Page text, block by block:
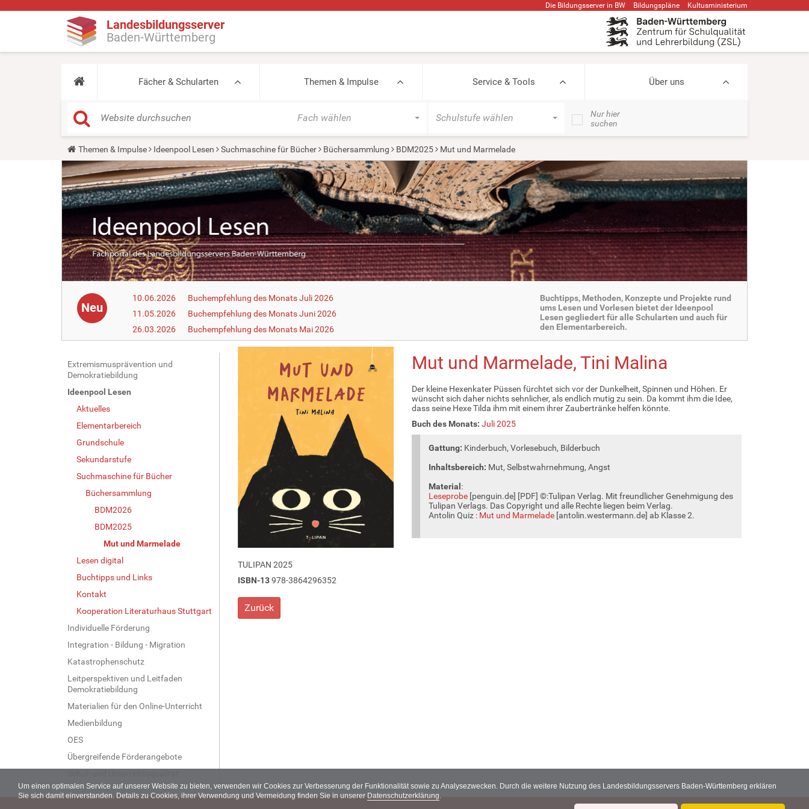
Um einen optimalen Service auf unserer Website zu bieten, verwenden wir Cookies zur Verbesserung der Funktionalität sowie zu Analysezwecken. Durch die weitere Nutzung des Landesbildungsservers Baden-Württemberg erklären
Sie sich damit einverstanden. Details zu Cookies, ihrer Verwendung und Vermeidung finden Sie in unserer Datenschutzerklärung.
Die Bildungsserver in BW Bildungspläne Kultusministerium
Landesbildungsserver
Baden-Württemberg
Fächer & Schularten Themen & Impulse Service & Tools Über uns
Fach wählen Schulstufe wählen
Nur hier
suchen
Y
o
u
a
r
e
h
e
:
Themen & Impulse Ideenpool Lesen Suchmaschine für Bücher Büchersammlung BDM2025 Mut und Marmelade
Neu
10.06.2026
Buchempfehlung des Monats Juli 2026
11.05.2026
Buchempfehlung des Monats Juni 2026
26.03.2026
Buchempfehlung des Monats Mai 2026
Buchtipps, Methoden, Konzepte und Projekte rund
ums Lesen und Vorlesen bietet der Ideenpool
Lesen gegliedert für alle Schularten und auch für
den Elementarbereich.
N
a
v
Extremismusprävention und
Demokratiebildung
Ideenpool Lesen
Aktuelles
Elementarbereich
Grundschule
Sekundarstufe
Suchmaschine für Bücher
Büchersammlung
BDM2026
BDM2025
Mut und Marmelade
Lesen digital
Buchtipps und Links
Kontakt
Kooperation Literaturhaus Stuttgart
Individuelle Förderung
Integration - Bildung - Migration
Katastrophenschutz
Leitperspektiven und Leitfaden
Demokratiebildung
Materialien für den Online-Unterricht
Medienbildung
OES
Übergreifende Förderangebote
TULIPAN 2025
ISBN-13978-3864296352
Mut und Marmelade, Tini Malina
Der kleine Hexenkater Püssen fürchtet sich vor der Dunkelheit, Spinnen und Höhen. Er
wünscht sich daher nichts sehnlicher, als endlich mutig zu sein. Da kommt ihm die Idee,
dass seine Hexe Tilda ihm mit einem ihrer Zaubertränke helfen könnte.
Buch des Monats: Juli 2025
Gattung: Kinderbuch, Vorlesebuch, Bilderbuch
Inhaltsbereich: Mut, Selbstwahrnehmung, Angst
Material :
Leseprobe[penguin.de] [PDF] ©️:Tulipan Verlag. Mit freundlicher Genehmigung des
Tulipan Verlags. Das Copyright und alle Rechte liegen beim Verlag.
Antolin Quiz : Mut und Marmelade[antolin.westermann.de] ab Klasse 2.
Zurück